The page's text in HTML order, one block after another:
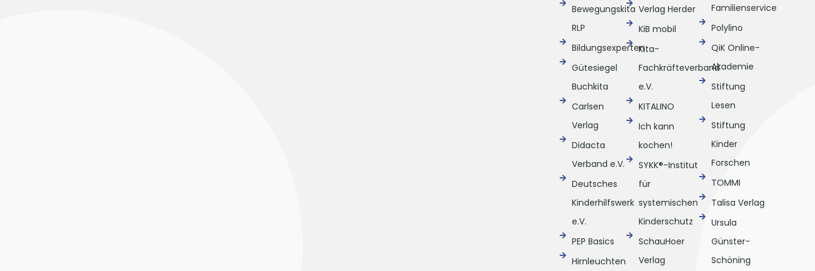
Bewegungskita
RLP
Bildungsexperten
Gütesiegel
Buchkita
Carlsen
Verlag
Didacta
Verband e.V.
Deutsches
Kinderhilfswerk
e.V.
PEP Basics
Hirnleuchten
Verlag Herder
KiB mobil
Kita-
Fachkräfteverband
e.V.
KITALINO
Ich kann
kochen!
SYKK®-Institut
für
systemischen
Kinderschutz
SchauHoer
Verlag
Familienservice
Polylino
QiK Online-
Akademie
Stiftung
Lesen
Stiftung
Kinder
Forschen
TOMMI
Talisa Verlag
Ursula
Günster-
Schöning